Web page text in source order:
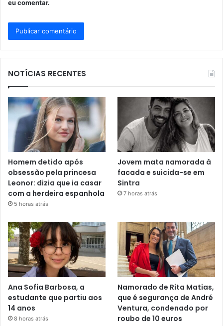
eu comentar.
NOTÍCIAS RECENTES
Homem detido após
obsessão pela princesa
Leonor: dizia que ia casar
com a herdeira espanhola
5 horas atrás
Jovem mata namorada à
facada e suicida-se em
Sintra
7 horas atrás
Ana Sofia Barbosa, a
estudante que partiu aos
14 anos
8 horas atrás
Namorado de Rita Matias,
que é segurança de André
Ventura, condenado por
roubo de 10 euros